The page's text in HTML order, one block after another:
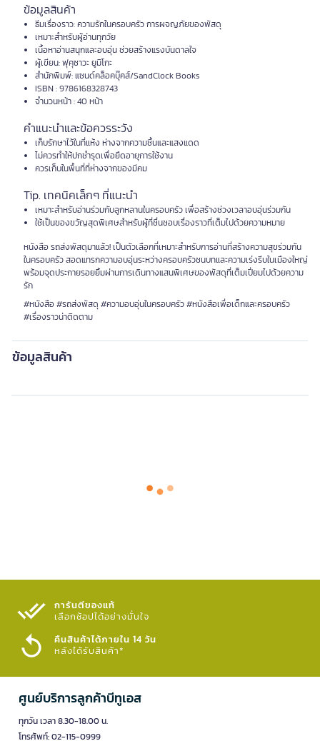
ข้อมูลสินค้า
ธีมเรื่องราว: ความรักในครอบครัว การผจญภัยของพัสดุ
เหมาะสำหรับผู้อ่านทุกวัย
เนื้อหาอ่านสนุกและอบอุ่น ช่วยสร้างแรงบันดาลใจ
ผู้เขียน: ฟุคุซาวะ ยูมิโกะ
สำนักพิมพ์: แซนด์คล็อคบุ๊คส์/SandClock Books
ISBN : 9786168328743
จำนวนหน้า : 40 หน้า
คำแนะนำและข้อควรระวัง
เก็บรักษาไว้ในที่แห้ง ห่างจากความชื้นและแสงแดด
ไม่ควรทำให้ปกชำรุดเพื่อยืดอายุการใช้งาน
ควรเก็บในพื้นที่ที่ห่างจากของมีคม
Tip. เทคนิคเล็กๆ ที่แนะนำ
เหมาะสำหรับอ่านร่วมกับลูกหลานในครอบครัว เพื่อสร้างช่วงเวลาอบอุ่นร่วมกัน
ใช้เป็นของขวัญสุดพิเศษสำหรับผู้ที่ชื่นชอบเรื่องราวที่เต็มไปด้วยความหมาย
หนังสือ รถส่งพัสดุมาแล้ว! เป็นตัวเลือกที่เหมาะสำหรับการอ่านที่สร้างความสุขร่วมกัน
ในครอบครัว สอดแทรกความอบอุ่นระหว่างครอบครัวชนบทและความเร่งรีบในเมืองใหญ่
พร้อมจุดประกายรอยยิ้มผ่านการเดินทางแสนพิเศษของพัสดุที่เต็มเปี่ยมไปด้วยความ
รัก
#หนังสือ #รถส่งพัสดุ #ความอบอุ่นในครอบครัว #หนังสือเพื่อเด็กและครอบครัว
#เรื่องราวน่าติดตาม
ข้อมูลสินค้า
การันตีของแท้
เลือกช้อปได้อย่างมั่นใจ​
คืนสินค้าได้ภายใน 14 วัน
หลังได้รับสินค้า*
ศูนย์บริการลูกค้าบีทูเอส
ทุกวัน เวลา 8.30-18.00 น.
โทรศัพท์: 02-115-0999